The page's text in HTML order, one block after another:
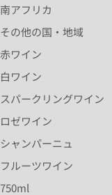
南アフリカ
その他の国・地域
赤ワイン
白ワイン
スパークリングワイン
ロゼワイン
シャンパーニュ
フルーツワイン
750ml